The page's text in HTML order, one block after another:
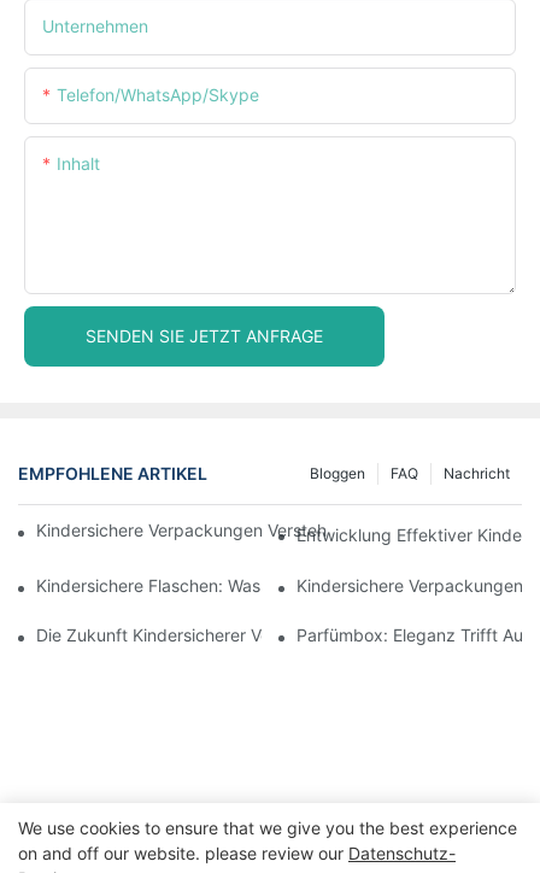
Unternehmen
Telefon/WhatsApp/Skype
Inhalt
SENDEN SIE JETZT ANFRAGE
EMPFOHLENE ARTIKEL Nachricht
FAQ
Bloggen
Kindersichere Verpackungen Verstehen: Sicherheit Für Kinder
Entwicklung Effektiver
Kindersichere Flaschen: Was Sie Für Die Einhaltung Der
Kindersichere Verpackungen:
Die Zukunft Kindersicherer Verpackungslösungen
Parfümbox: Eleganz Trifft Auf
We use cookies to ensure that we give you the best experience
on and off our website. please review our Datenschutz-